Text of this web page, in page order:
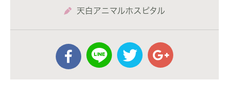
天白アニマルホスピタル